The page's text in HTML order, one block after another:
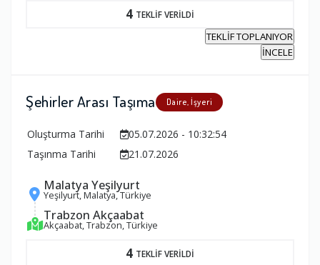
4 TEKLİF VERİLDİ
TEKLİF TOPLANIYOR
İNCELE
Şehirler Arası Taşıma Daire, İşyeri
Oluşturma Tarihi
05.07.2026 - 10:32:54
Taşınma Tarihi
21.07.2026
Malatya Yeşilyurt
Yeşilyurt, Malatya, Türkiye
Trabzon Akçaabat
Akçaabat, Trabzon, Türkiye
4 TEKLİF VERİLDİ